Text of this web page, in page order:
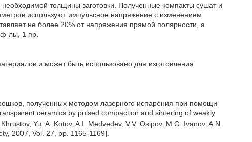
необходимой толщины заготовки. Полученные компакты сушат и
используют импульсное напряжение с изменением
не более 20% от напряжения прямой полярности, а
ф-лы, 1 пр.
и может быть использовано для изготовления
полученных методом лазерного испарения при помощи
ceramics by pulsed compaction and sintering of weakly
Yu. A. Kotov, A.I. Medvedev, V.V. Osipov, M.G. Ivanov, A.N.
2007, Vol. 27, pp. 1165-1169].